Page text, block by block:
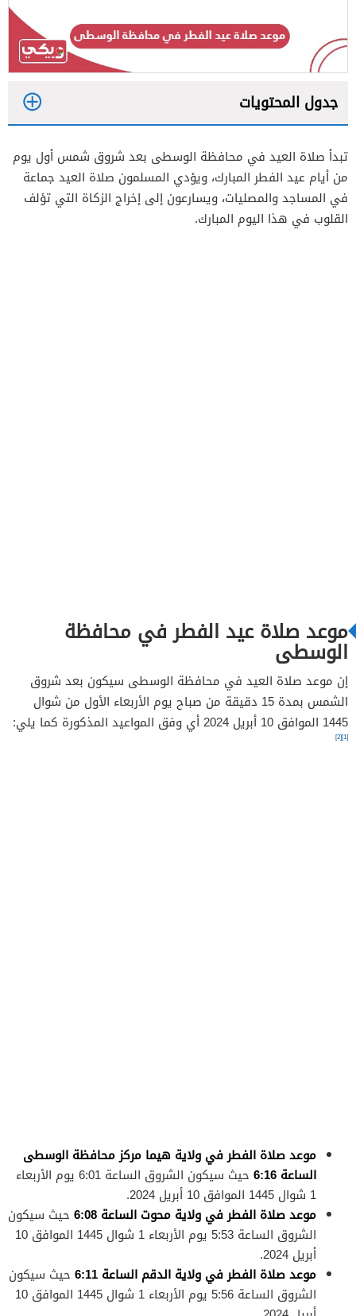
جدول المحتويات
1
تبدأ صلاة العيد في محافظة الوسطى بعد شروق شمس أول يوم
من أيام عيد الفطر المبارك، ويؤدي المسلمون صلاة العيد جماعة
في المساجد والمصليات، ويسارعون إلى إخراج الزكاة التي تؤلف
القلوب في هذا اليوم المبارك.
موعد صلاة عيد الفطر في محافظة
الوسطى
إن موعد صلاة العيد في محافظة الوسطى سيكون بعد شروق
الشمس بمدة 15 دقيقة من صباح يوم الأربعاء الأول من شوال
1445 الموافق 10 أبريل 2024 أي وفق المواعيد المذكورة كما يلي:
[1]
[2]
موعد صلاة الفطر في ولاية هيما مركز محافظة الوسطى
الساعة 6:16
حيث سيكون الشروق الساعة 6:01 يوم الأربعاء
1 شوال 1445 الموافق 10 أبريل 2024.
موعد صلاة الفطر في ولاية محوت الساعة 6:08
حيث سيكون
الشروق الساعة 5:53 يوم الأربعاء 1 شوال 1445 الموافق 10
أبريل 2024.
موعد صلاة الفطر في ولاية الدقم الساعة 6:11
حيث سيكون
الشروق الساعة 5:56 يوم الأربعاء 1 شوال 1445 الموافق 10